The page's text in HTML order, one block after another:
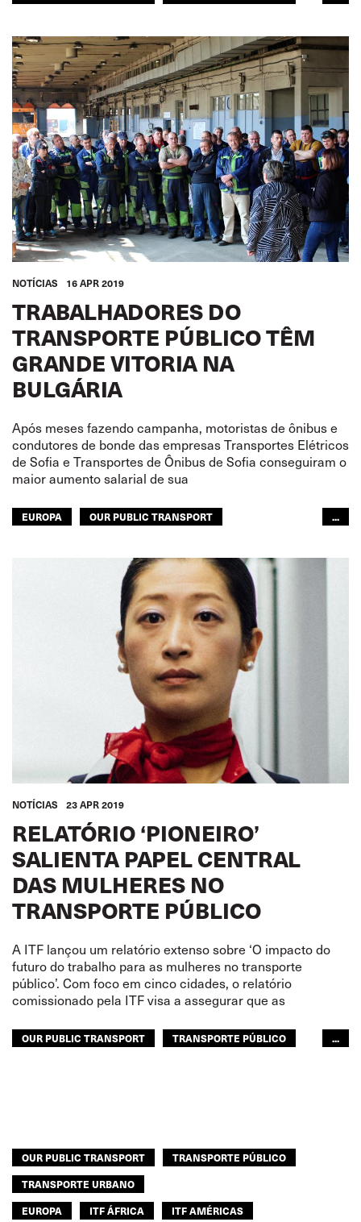
TRANSPORTE URBANO
MULHERES GLOBAL
NOTÍCIAS 16 APR 2019
TRABALHADORES DO
TRANSPORTE PÚBLICO TÊM
GRANDE VITORIA NA
BULGÁRIA
Após meses fazendo campanha, motoristas de ônibus e
condutores de bonde das empresas Transportes Elétricos
de Sofia e Transportes de Ônibus de Sofia conseguiram o
maior aumento salarial de sua
EUROPA
OUR PUBLIC TRANSPORT
GLOBAL
...
NOTÍCIAS 23 APR 2019
RELATÓRIO ‘PIONEIRO’
SALIENTA PAPEL CENTRAL
DAS MULHERES NO
TRANSPORTE PÚBLICO
A ITF lançou um relatório extenso sobre ‘O impacto do
futuro do trabalho para as mulheres no transporte
público’. Com foco em cinco cidades, o relatório
comissionado pela ITF visa a assegurar que as
OUR PUBLIC TRANSPORT
TRANSPORTE PÚBLICO
...
OUR PUBLIC TRANSPORT
TRANSPORTE PÚBLICO
TRANSPORTE URBANO
EUROPA
ITF ÁFRICA
ITF AMÉRICAS